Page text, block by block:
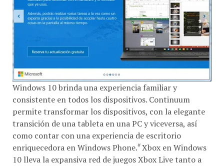
Windows 10 brinda una experiencia familiar y
consistente en todos los dispositivos. Continuum
permite transformar los dispositivos, con la elegante
transición de una tableta en una PC y viceversa, así
como contar con una experiencia de escritorio
enriquecedora en Windows Phone. # Xbox en Windows
10 lleva la expansiva red de juegos Xbox Live tanto a